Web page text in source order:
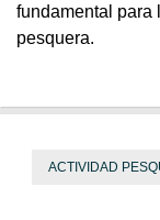
fundamental para
pesquera.
ACTIVIDAD